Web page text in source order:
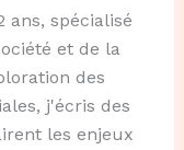
ans, spécialisé
et de la
des
j'écris des
les enjeux